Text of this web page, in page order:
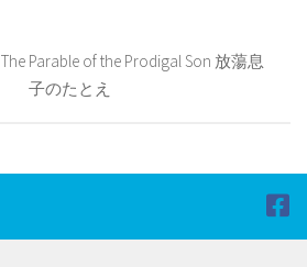
The Parable of the Prodigal Son 放蕩息
子のたとえ